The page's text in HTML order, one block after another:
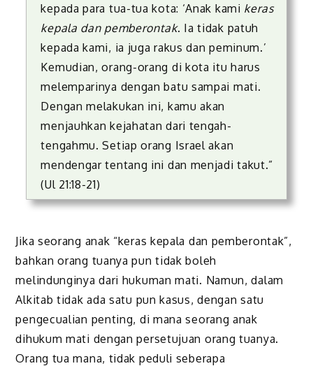
kepada para tua-tua kota: ‘Anak kami keras
kepala dan pem­berontak. Ia tidak patuh
kepada kami, ia juga rakus dan peminum.’
Kemudian, orang-orang di kota itu harus
melemparinya dengan batu sampai mati.
Dengan melakukan ini, kamu akan
menjauhkan keja­hatan dari tengah-
tengahmu. Setiap orang Israel akan
mendengar tentang ini dan menjadi takut.”
(Ul 21:18-21)
Jika seorang anak “keras kepala dan pemberontak”,
bahkan orang tuanya pun tidak boleh
melindunginya dari hukuman mati. Namun, dalam
Alkitab tidak ada satu pun kasus, dengan satu
pengecualian penting, di mana seorang anak
dihukum mati dengan persetujuan orang tuanya.
Orang tua mana, tidak peduli seberapa